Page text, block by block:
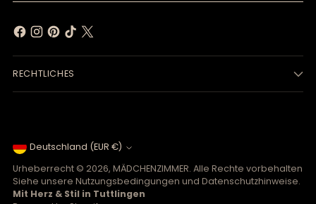
RECHTLICHES
Währung
Deutschland (EUR €)
Urheberrecht © 2026, MÄDCHENZIMMER. Alle Rechte vorbehalten
Siehe unsere Nutzungsbedingungen und Datenschutzhinweise.
Mit Herz & Stil in Tuttlingen